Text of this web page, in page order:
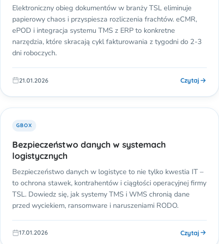
Elektroniczny obieg dokumentów w branży TSL eliminuje
papierowy chaos i przyspiesza rozliczenia frachtów. eCMR,
ePOD i integracja systemu TMS z ERP to konkretne
narzędzia, które skracają cykl fakturowania z tygodni do 2-3
dni roboczych.
21.01.2026 Czytaj
GBOX
Bezpieczeństwo danych w systemach
logistycznych
Bezpieczeństwo danych w logistyce to nie tylko kwestia IT –
to ochrona stawek, kontrahentów i ciągłości operacyjnej firmy
TSL. Dowiedz się, jak systemy TMS i WMS chronią dane
przed wyciekiem, ransomware i naruszeniami RODO.
17.01.2026 Czytaj